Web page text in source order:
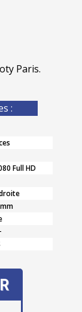
Paris.
:
Full HD